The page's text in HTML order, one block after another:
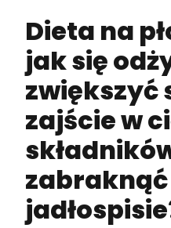
Dieta na
jak się
zwiększyć
zajście w